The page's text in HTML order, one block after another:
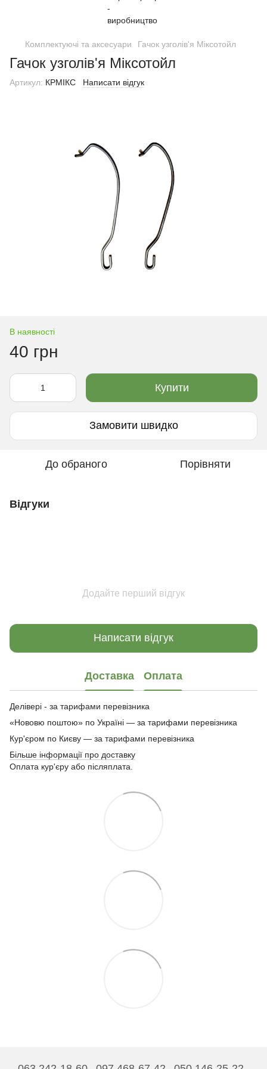
Комплектуючі та аксесуари Гачок узголів'я Міксотойл
Гачок узголів'я Міксотойл
Артикул: КРМІКС Написати відгук
В наявності
40 грн
Купити
Замовити швидко
До обраного Порівняти
Відгуки
Додайте перший відгук
Написати відгук
Доставка Оплата
Делівері - за тарифами перевізника
«Нововю поштою» по Україні — за тарифами перевізника
Кур'єром по Києву — за тарифами перевізника
Більше інформації про доставку
Оплата кур'єру або післяплата.